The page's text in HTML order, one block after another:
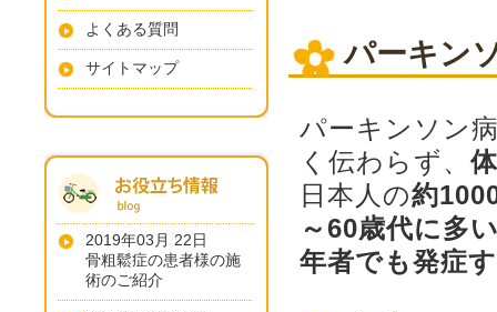
パーキン
パーキンソン
く伝わらず、
日本人の約
～60歳代に多
年者でも発症
よくある質問
サイトマップ
2019年03月 22日
骨粗鬆症の患者様の施
術のご紹介